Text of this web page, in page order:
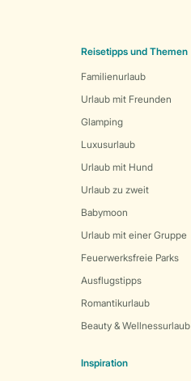
Reisetipps und Themen
Familienurlaub
Urlaub mit Freunden
Glamping
Luxusurlaub
Urlaub mit Hund
Urlaub zu zweit
Babymoon
Urlaub mit einer Gruppe
Feuerwerksfreie Parks
Ausflugstipps
Romantikurlaub
Beauty & Wellnessurlaub
Inspiration